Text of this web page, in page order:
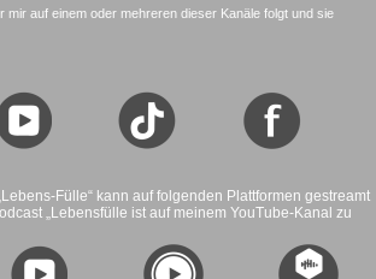
mir auf einem oder mehreren dieser Kanäle folgt und sie
Fülle“ kann auf folgenden Plattformen gestreamt
„Lebensfülle ist auf meinem YouTube-Kanal zu